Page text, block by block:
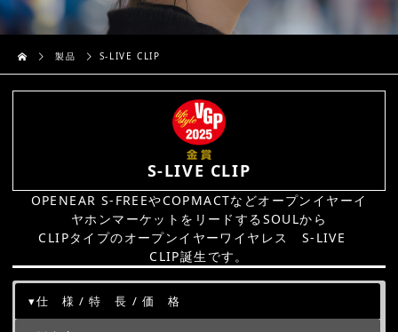
製品 S-LIVE CLIP
S-LIVE CLIP
OPENEAR S-FREEやCOPMACTなどオープンイヤーイ
ヤホンマーケットをリードするSOULから
CLIPタイプのオープンイヤーワイヤレス S-LIVE
CLIP誕生です。
▾仕 様 / 特 長 / 価 格